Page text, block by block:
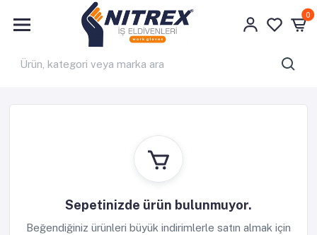
0
Sepetinizde ürün bulunmuyor.
Beğendiğiniz ürünleri büyük indirimlerle satın almak için